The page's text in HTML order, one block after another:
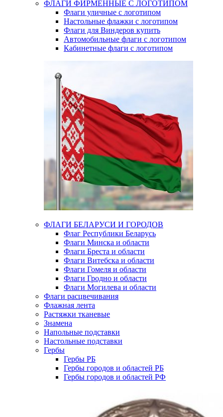
ФЛАГИ ФИРМЕННЫЕ С ЛОГОТИПОМ
Флаги уличные с логотипом
Настольные флажки с логотипом
Флаги для Виндеров купить
Автомобильные флаги с логотипом
Кабинетные флаги с логотипом
ФЛАГИ БЕЛАРУСИ И ГОРОДОВ
Флаг Республики Беларусь
Флаги Минска и области
Флаги Бреста и области
Флаги Витебска и области
Флаги Гомеля и области
Флаги Гродно и области
Флаги Могилева и области
Флаги расцвечивания
Флажная лента
Растяжки тканевые
Знамена
Напольные подставки
Настольные подставки
Гербы
Гербы РБ
Гербы городов и областей РБ
Гербы городов и областей РФ